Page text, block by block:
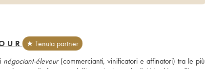
★ Tenuta partner
négociant-éleveur (commercianti, vinificatori e affinatori) tra le più